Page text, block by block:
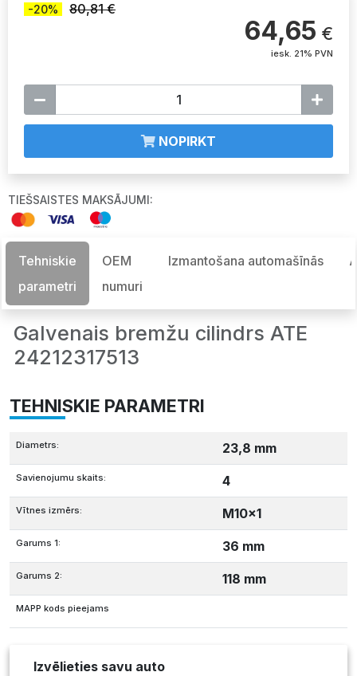
-20% 80,81 €
64,65 €
iesk. 21% PVN
NOPIRKT
TIEŠSAISTES MAKSĀJUMI:
Tehniskie
parametri
OEM
numuri
Izmantošana automašīnās
Galvenais bremžu cilindrs ATE
24212317513
TEHNISKIE PARAMETRI
Diametrs: 23,8 mm
Savienojumu skaits: 4
Vītnes izmērs: M10x1
Garums 1: 36 mm
Garums 2: 118 mm
MAPP kods pieejams
Izvēlieties savu auto